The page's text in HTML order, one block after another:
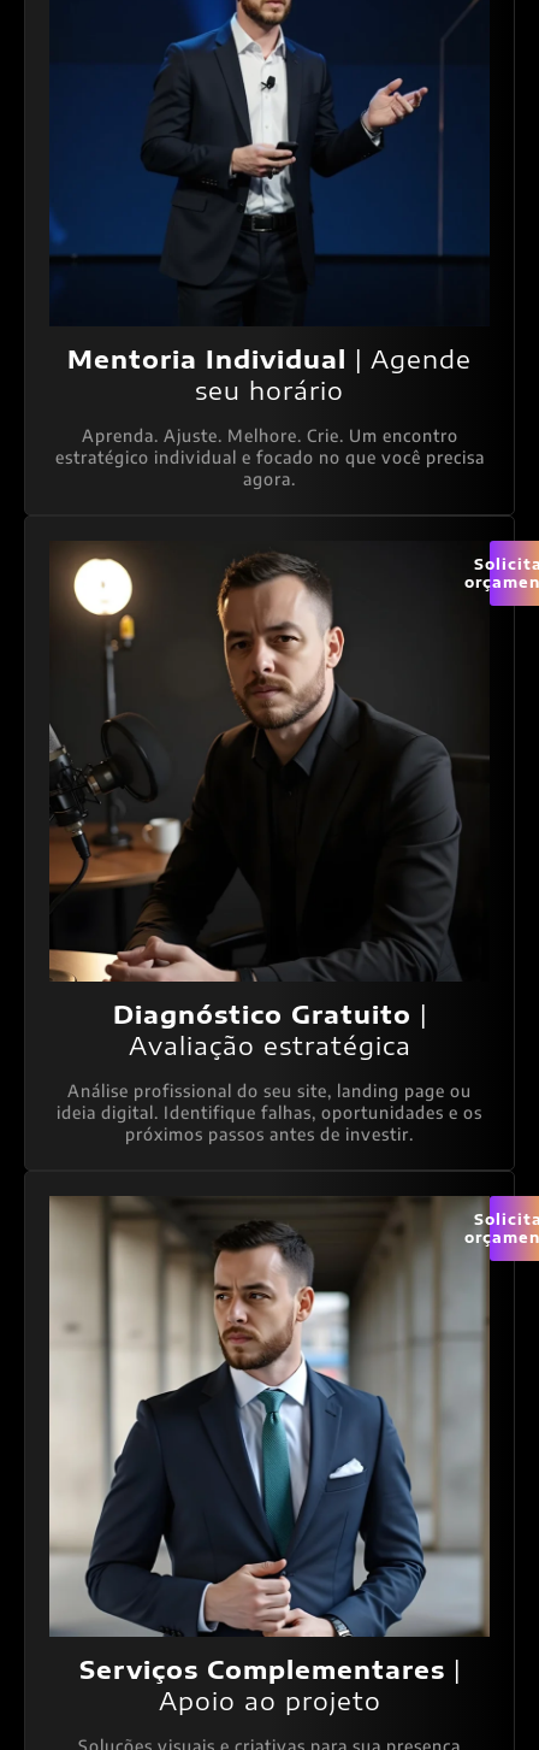
Mentoria Individual | Agende
seu horário
Aprenda. Ajuste. Melhore. Crie. Um encontro
estratégico individual e focado no que você precisa
agora.
Diagnóstico Gratuito |
Avaliação estratégica
Análise profissional do seu site, landing page ou
ideia digital. Identifique falhas, oportunidades e os
próximos passos antes de investir.
Serviços Complementares |
Apoio ao projeto
Soluções visuais e criativas para sua presença